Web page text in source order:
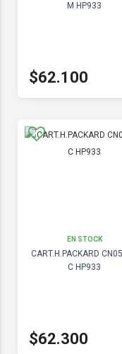
M HP933
$62.100
EN STOCK
CART.H.PACKARD
C HP933
$62.300